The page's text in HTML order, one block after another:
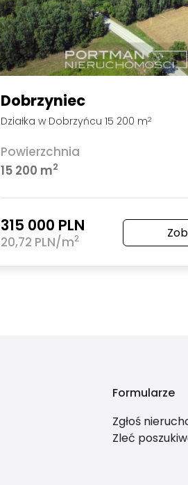
Dobrzyniec
Działka w Dobrzyńcu 15 200 m2
Powierzchnia
15 200 m2
315 000 PLN
20,72 PLN/m2
Formularze
Zgłoś
Zleć